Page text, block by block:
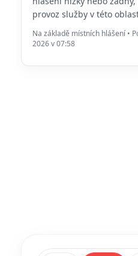
provoz služby v této
Na základě místních hlášení •
2026 v 07:58